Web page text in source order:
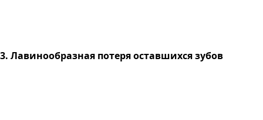
3. Лавинообразная потеря оставшихся зубов